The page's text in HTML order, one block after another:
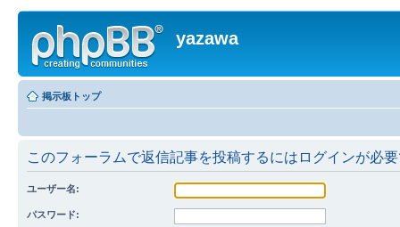
yazawa
掲示板トップ
このフォーラムで返信記事を投稿するにはログインが必
ユーザー名:
パスワード: